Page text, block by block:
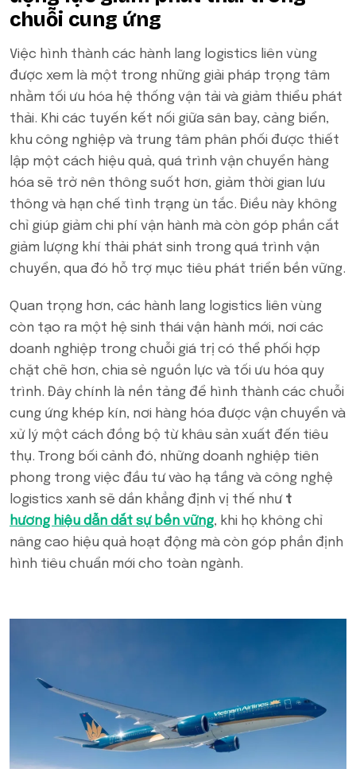
chuỗi cung ứng
Việc hình thành các hành lang logistics liên vùng
được xem là một trong những giải pháp trọng tâm
nhằm tối ưu hóa hệ thống vận tải và giảm thiểu phát
thải. Khi các tuyến kết nối giữa sân bay, cảng biển,
khu công nghiệp và trung tâm phân phối được thiết
lập một cách hiệu quả, quá trình vận chuyển hàng
hóa sẽ trở nên thông suốt hơn, giảm thời gian lưu
thông và hạn chế tình trạng ùn tắc. Điều này không
chỉ giúp giảm chi phí vận hành mà còn góp phần cắt
giảm lượng khí thải phát sinh trong quá trình vận
chuyển, qua đó hỗ trợ mục tiêu phát triển bền vững.
Quan trọng hơn, các hành lang logistics liên vùng
còn tạo ra một hệ sinh thái vận hành mới, nơi các
doanh nghiệp trong chuỗi giá trị có thể phối hợp
chặt chẽ hơn, chia sẻ nguồn lực và tối ưu hóa quy
trình. Đây chính là nền tảng để hình thành các chuỗi
cung ứng khép kín, nơi hàng hóa được vận chuyển và
xử lý một cách đồng bộ từ khâu sản xuất đến tiêu
thụ. Trong bối cảnh đó, những doanh nghiệp tiên
phong trong việc đầu tư vào hạ tầng và công nghệ
logistics xanh sẽ dần khẳng định vị thế như t
hương hiệu dẫn dắt sự bền vững, khi họ không chỉ
nâng cao hiệu quả hoạt động mà còn góp phần định
hình tiêu chuẩn mới cho toàn ngành.